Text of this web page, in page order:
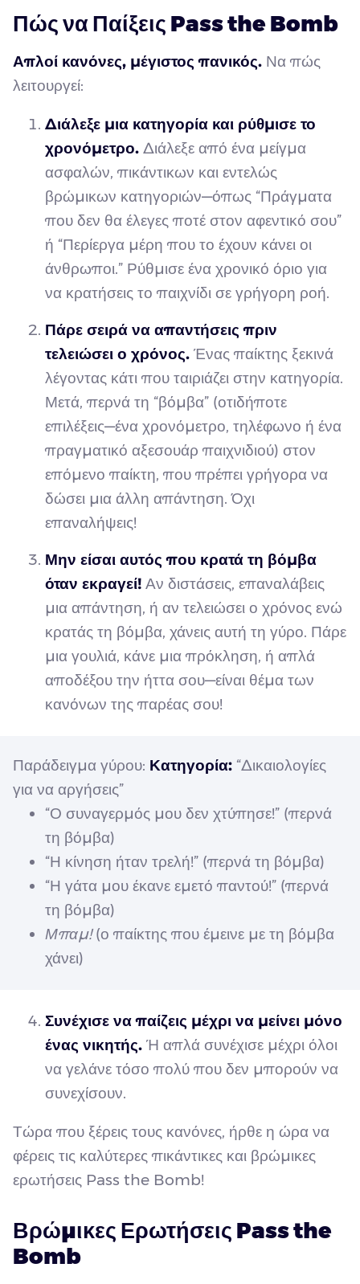
Πώς να Παίξεις Pass the Bomb
Απλοί κανόνες, μέγιστος πανικός. Να πώς
λειτουργεί:
Διάλεξε μια κατηγορία και ρύθμισε το
χρονόμετρο. Διάλεξε από ένα μείγμα
ασφαλών, πικάντικων και εντελώς
βρώμικων κατηγοριών—όπως “Πράγματα
που δεν θα έλεγες ποτέ στον αφεντικό σου”
ή “Περίεργα μέρη που το έχουν κάνει οι
άνθρωποι.” Ρύθμισε ένα χρονικό όριο για
να κρατήσεις το παιχνίδι σε γρήγορη ροή.
Πάρε σειρά να απαντήσεις πριν
τελειώσει ο χρόνος. Ένας παίκτης ξεκινά
λέγοντας κάτι που ταιριάζει στην κατηγορία.
Μετά, περνά τη “βόμβα” (οτιδήποτε
επιλέξεις—ένα χρονόμετρο, τηλέφωνο ή ένα
πραγματικό αξεσουάρ παιχνιδιού) στον
επόμενο παίκτη, που πρέπει γρήγορα να
δώσει μια άλλη απάντηση. Όχι
επαναλήψεις!
Μην είσαι αυτός που κρατά τη βόμβα
όταν εκραγεί! Αν διστάσεις, επαναλάβεις
μια απάντηση, ή αν τελειώσει ο χρόνος ενώ
κρατάς τη βόμβα, χάνεις αυτή τη γύρο. Πάρε
μια γουλιά, κάνε μια πρόκληση, ή απλά
αποδέξου την ήττα σου—είναι θέμα των
κανόνων της παρέας σου!
Παράδειγμα γύρου: Κατηγορία: “Δικαιολογίες
για να αργήσεις”
“Ο συναγερμός μου δεν χτύπησε!” (περνά
τη βόμβα)
“Η κίνηση ήταν τρελή!” (περνά τη βόμβα)
“Η γάτα μου έκανε εμετό παντού!” (περνά
τη βόμβα)
Μπαμ!(ο παίκτης που έμεινε με τη βόμβα
χάνει)
Συνέχισε να παίζεις μέχρι να μείνει μόνο
ένας νικητής. Ή απλά συνέχισε μέχρι όλοι
να γελάνε τόσο πολύ που δεν μπορούν να
συνεχίσουν.
Τώρα που ξέρεις τους κανόνες, ήρθε η ώρα να
φέρεις τις καλύτερες πικάντικες και βρώμικες
ερωτήσεις Pass the Bomb!
Βρώμικες Ερωτήσεις Pass the
Bomb